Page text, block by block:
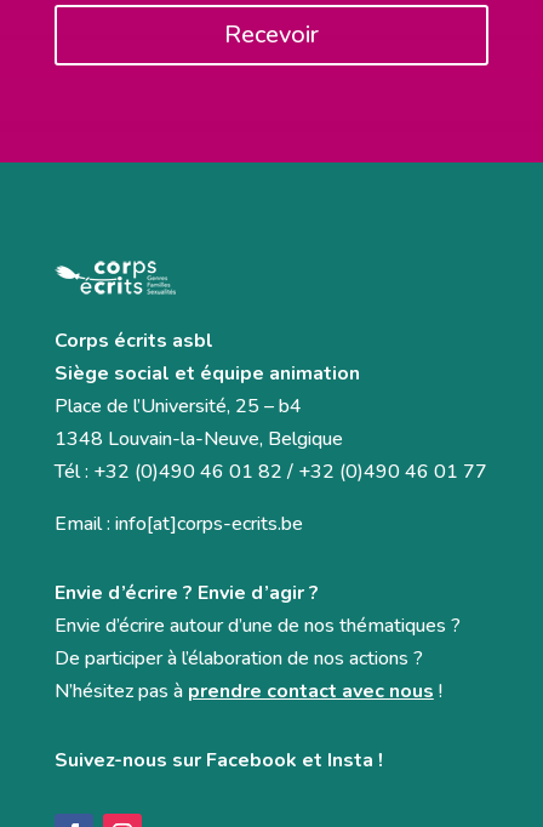
Recevoir
Corps écrits asbl
Siège social et équipe animation
Place de l’Université, 25 – b4
1348 Louvain-la-Neuve, Belgique
Tél : +32 (0)490 46 01 82 / +32 (0)490 46 01 77
Email : info[at]corps-ecrits.be
Envie d’écrire ? Envie d’agir ?
Envie d’écrire autour d’une de nos thématiques ?
De participer à l’élaboration de nos actions ?
N’hésitez pas à prendre contact avec nous !
Suivez-nous sur Facebook et Insta !